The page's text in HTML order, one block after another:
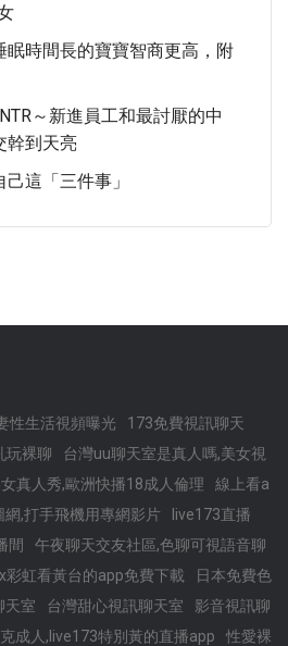
眠時間長的寶寶智商更高，附
～新進員工和最討厭的中
幹到天亮
這「三件事」
性生活視頻曝光
173免費視訊聊天
玩裸聊
台灣uu聊天室是真人嗎,美女視
真人秀,歐洲快播18成人倫理
線上看a
網,打手飛機用專網影片
live173直播
間
午夜聊天交友社區,色聊可視語音聊
虹看黃台的app免費下載
日本免費色
天室
台灣甜心視訊聊天室
影音視訊聊
成人,live173特別黃的直播app
性愛裸